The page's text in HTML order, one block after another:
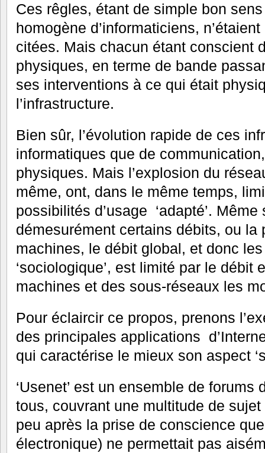
Ces rêgles, étant de simple bon
homogène d’informaticiens,
citées. Mais chacun étant conscient
physiques, en terme de bande
ses interventions à ce qui était
l’infrastructure.
Bien sûr, l’évolution rapide de ces
informatiques que de
physiques. Mais l’explosion du
même, ont, dans le même temps,
possibilités d’usage ‘adapté’.
démesurément certains débits, ou la
machines, le débit global, et donc
‘sociologique’, est limité par le débit
machines et des sous-réseaux les
Pour éclaircir ce propos, prenons
des principales applications
qui caractérise le mieux son aspect
‘Usenet’ est un ensemble de
tous, couvrant une multitude de
peu après la prise de conscience
électronique) ne permettait pas